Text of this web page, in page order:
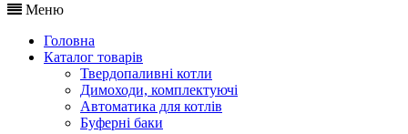
Меню
Головна
Каталог товарів
Твердопаливні котли
Димоходи, комплектуючі
Автоматика для котлів
Буферні баки